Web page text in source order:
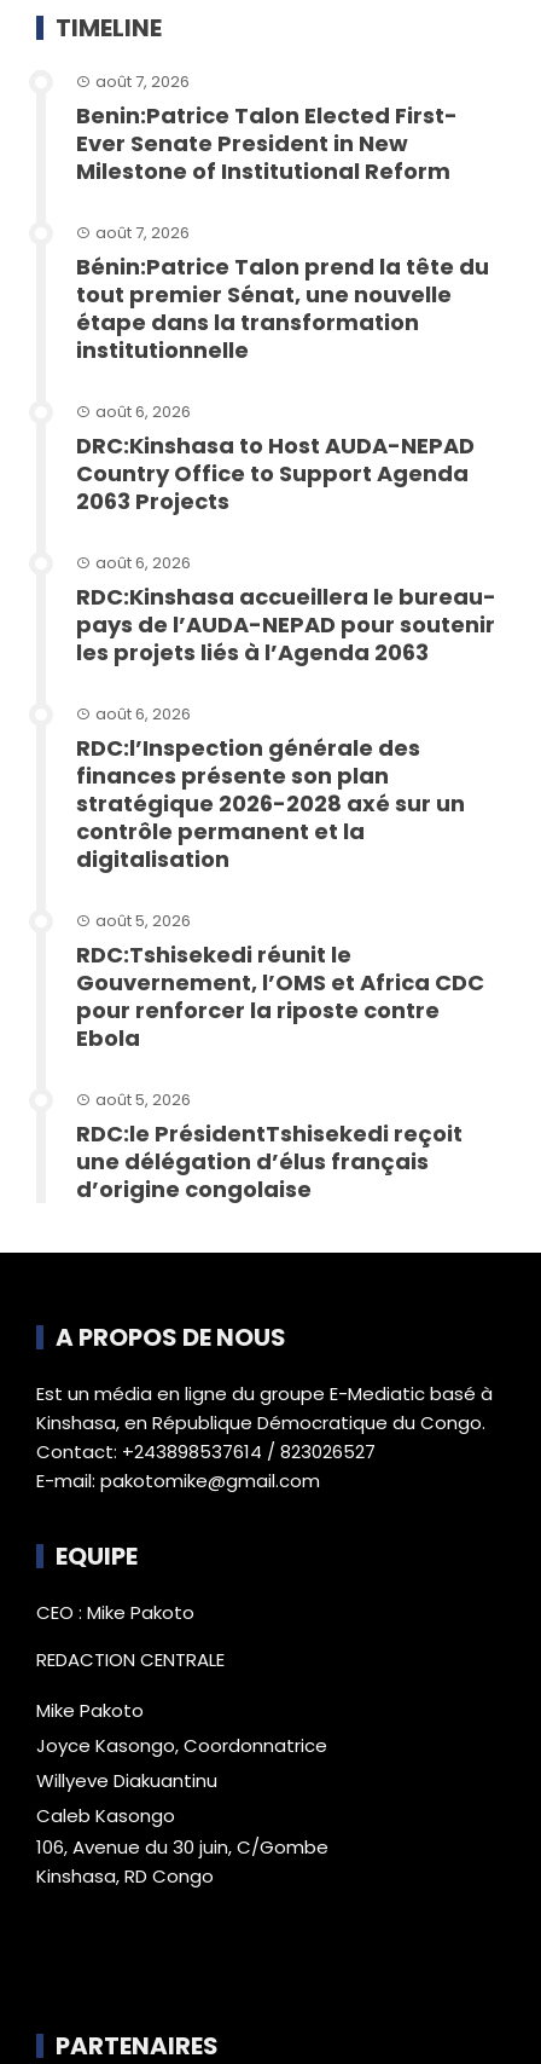
TIMELINE
août 7, 2026
Benin:Patrice Talon Elected First-
Ever Senate President in New
Milestone of Institutional Reform
août 7, 2026
Bénin:Patrice Talon prend la tête du
tout premier Sénat, une nouvelle
étape dans la transformation
institutionnelle
août 6, 2026
DRC:Kinshasa to Host AUDA-NEPAD
Country Office to Support Agenda
2063 Projects
août 6, 2026
RDC:Kinshasa accueillera le bureau-
pays de l’AUDA-NEPAD pour soutenir
les projets liés à l’Agenda 2063
août 6, 2026
RDC:l’Inspection générale des
finances présente son plan
stratégique 2026-2028 axé sur un
contrôle permanent et la
digitalisation
août 5, 2026
RDC:Tshisekedi réunit le
Gouvernement, l’OMS et Africa CDC
pour renforcer la riposte contre
Ebola
août 5, 2026
RDC:le PrésidentTshisekedi reçoit
une délégation d’élus français
d’origine congolaise
A PROPOS DE NOUS
Est un média en ligne du groupe E-Mediatic basé à
Kinshasa, en République Démocratique du Congo.
Contact: +243898537614 / 823026527
E-mail: pakotomike@gmail.com
EQUIPE
CEO : Mike Pakoto
REDACTION CENTRALE
Mike Pakoto
Joyce Kasongo, Coordonnatrice
Willyeve Diakuantinu
Caleb Kasongo
106, Avenue du 30 juin, C/Gombe
Kinshasa, RD Congo
PARTENAIRES